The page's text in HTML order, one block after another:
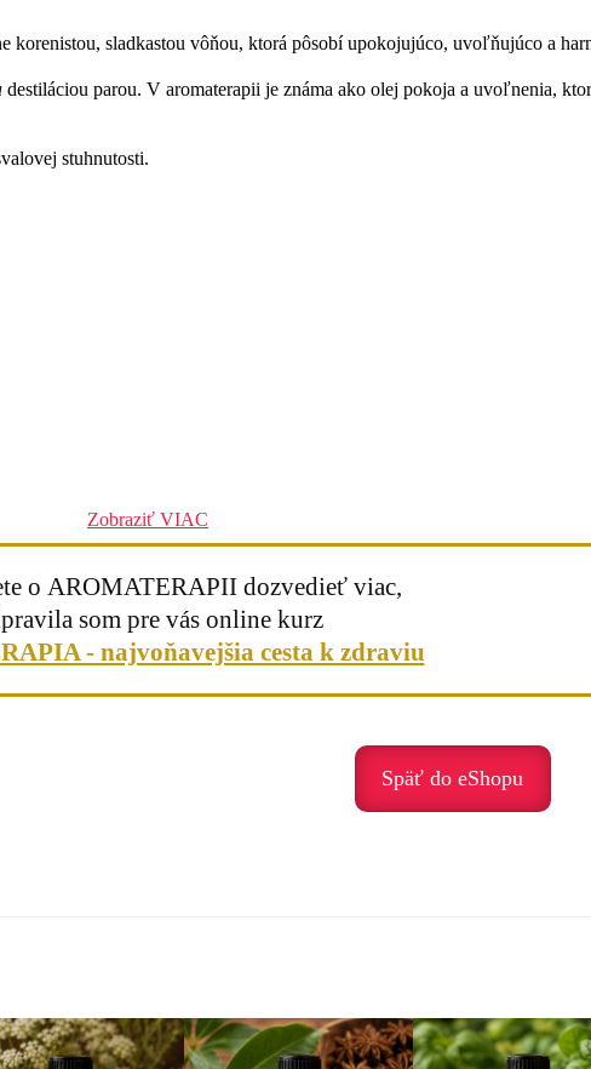
korenistou, sladkastou vôňou, ktorá pôsobí upokojujúco, uvoľňujúco a
destiláciou parou. V aromaterapii je známa ako olej pokoja a uvoľnenia,
stuhnutosti.
vtedy, keď sme preťažení, unavení alebo v napätí.
Zobraziť VIAC
o AROMATERAPII dozvedieť viac,
som pre vás online kurz
- najvoňavejšia cesta k zdraviu
Späť do eShopu